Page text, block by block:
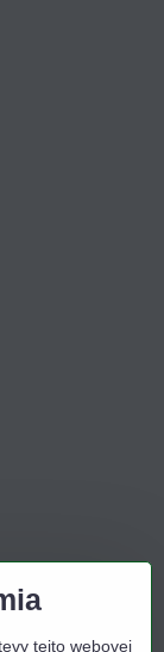
tejto webovej